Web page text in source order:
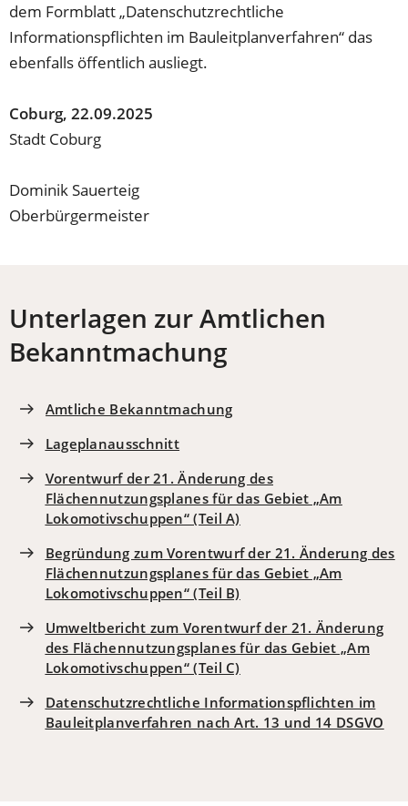
dem Formblatt „Datenschutzrechtliche
Informationspflichten im Bauleitplanverfahren“ das
ebenfalls öffentlich ausliegt.
Coburg, 22.09.2025
Stadt Coburg
Dominik Sauerteig
Oberbürgermeister
Unterlagen zur Amtlichen
Bekanntmachung
Amtliche Bekanntmachung
Lageplanausschnitt
Vorentwurf der 21. Änderung des
Flächennutzungsplanes für das Gebiet „Am
Lokomotivschuppen“ (Teil A)
Begründung zum Vorentwurf der 21. Änderung des
Flächennutzungsplanes für das Gebiet „Am
Lokomotivschuppen“ (Teil B)
Umweltbericht zum Vorentwurf der 21. Änderung
des Flächennutzungsplanes für das Gebiet „Am
Lokomotivschuppen“ (Teil C)
Datenschutzrechtliche Informationspflichten im
Bauleitplanverfahren nach Art. 13 und 14 DSGVO